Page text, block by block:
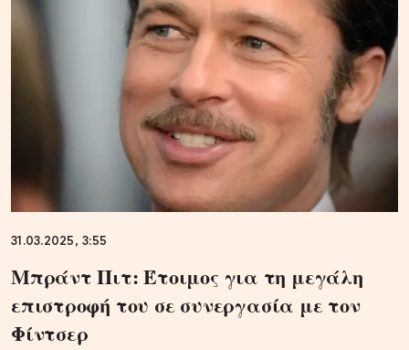
31.03.2025, 3:55
Μπράντ Πιτ: Έτοιμος για τη μεγάλη
επιστροφή του σε συνεργασία με τον
Φίντσερ